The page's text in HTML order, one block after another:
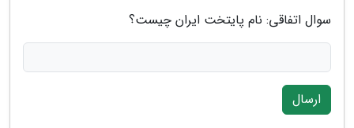
سوال اتفاقی: نام پایتخت ایران چیست؟
ارسال